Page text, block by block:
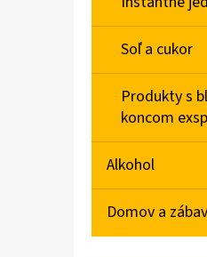
Soľ a cukor
Produkty s
koncom
Alkohol
Domov a